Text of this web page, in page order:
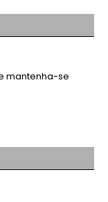
mantenha-se